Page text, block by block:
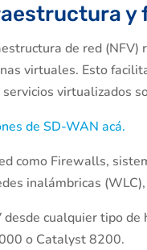
y
de red
virtuales. Esto
virtualizados
de SD-WAN acá.
como Firewalls,
inalámbricas
cualquier tipo
o Catalyst 8200.